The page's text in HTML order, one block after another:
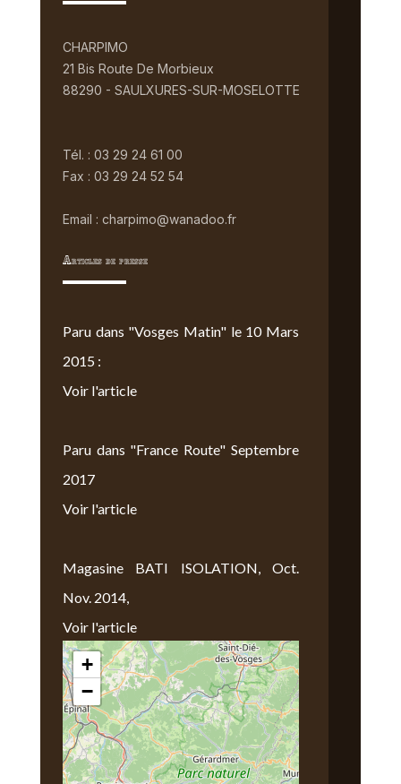
CHARPIMO
21 Bis Route De Morbieux
88290 - SAULXURES-SUR-MOSELOTTE
Tél. : 03 29 24 61 00
Fax : 03 29 24 52 54
Email : charpimo@wanadoo.fr
Articles de presse
Paru dans "Vosges Matin" le 10 Mars
2015 :
Voir l'article
Paru dans "France Route" Septembre
2017
Voir l'article
Magasine BATI ISOLATION, Oct.
Nov. 2014,
Voir l'article
Nous Trouver
+
−